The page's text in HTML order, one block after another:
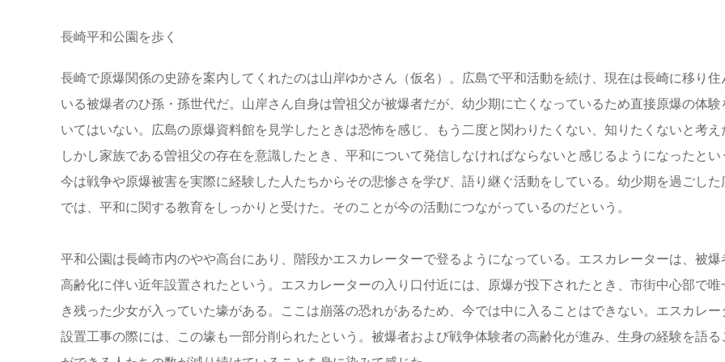
長崎平和公園を歩く
長崎で原爆関係の史跡を案内してくれたのは山岸ゆかさん（仮名）。広島で平和活動を続け、現在は長崎に移り住
いる被爆者のひ孫・孫世代だ。山岸さん自身は曽祖父が被爆者だが、幼少期に亡くなっているため直接原爆の体験
いてはいない。広島の原爆資料館を見学したときは恐怖を感じ、もう二度と関わりたくない、知りたくないと考え
しかし家族である曽祖父の存在を意識したとき、平和について発信しなければならないと感じるようになったとい
今は戦争や原爆被害を実際に経験した人たちからその悲惨さを学び、語り継ぐ活動をしている。幼少期を過ごした
では、平和に関する教育をしっかりと受けた。そのことが今の活動につながっているのだという。
平和公園は長崎市内のやや高台にあり、階段かエスカレーターで登るようになっている。エスカレーターは、被爆
高齢化に伴い近年設置されたという。エスカレーターの入り口付近には、原爆が投下されたとき、市街中心部で唯
き残った少女が入っていた壕がある。ここは崩落の恐れがあるため、今では中に入ることはできない。エスカレー
設置工事の際には、この壕も一部分削られたという。被爆者および戦争体験者の高齢化が進み、生身の経験を語る